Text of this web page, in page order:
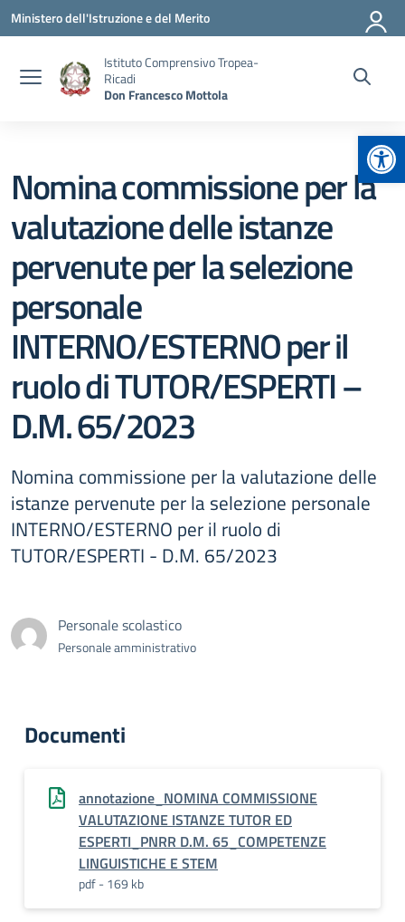
Vai ai contenuti
Vai al menu di navigazione
Vai al footer
Ministero dell'Istruzione e del Merito
Istituto Comprensivo Tropea-
Ricadi
Don Francesco Mottola
Nomina commissione per la
valutazione delle istanze
pervenute per la selezione
personale
INTERNO/ESTERNO per il
ruolo di TUTOR/ESPERTI –
D.M. 65/2023
Nomina commissione per la valutazione delle
istanze pervenute per la selezione personale
INTERNO/ESTERNO per il ruolo di
TUTOR/ESPERTI - D.M. 65/2023
Personale scolastico
Personale amministrativo
Documenti
annotazione_NOMINA COMMISSIONE
VALUTAZIONE ISTANZE TUTOR ED
ESPERTI_PNRR D.M. 65_COMPETENZE
LINGUISTICHE E STEM
pdf - 169 kb